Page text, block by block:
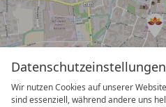
Datenschutzeinstellungen
Wir nutzen Cookies auf unserer
sind essenziell, während andere uns